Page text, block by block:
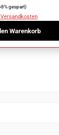
gespart)
Warenkorb